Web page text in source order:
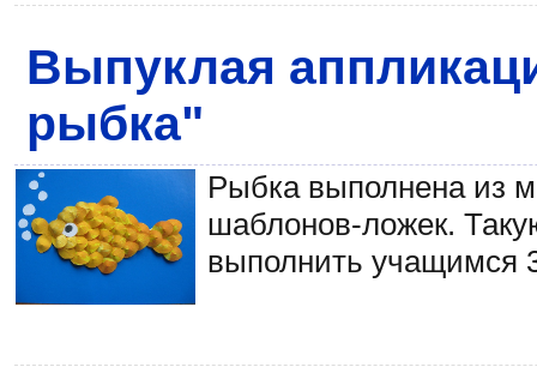
Выпуклая
рыбка"
Рыбка выполнена из
шаблонов-ложек.
выполнить учащимся